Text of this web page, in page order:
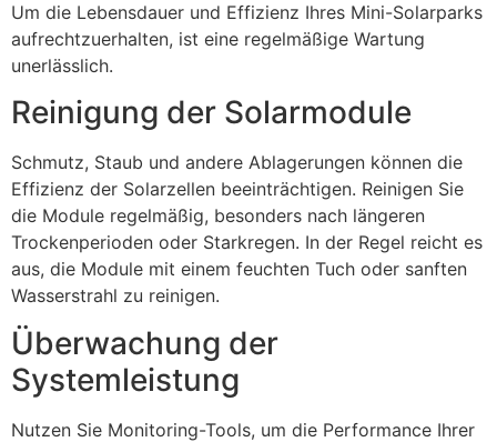
Um die Lebensdauer und Effizienz Ihres Mini-Solarparks
aufrechtzuerhalten, ist eine regelmäßige Wartung
unerlässlich.
Reinigung der Solarmodule
Schmutz, Staub und andere Ablagerungen können die
Effizienz der Solarzellen beeinträchtigen. Reinigen Sie
die Module regelmäßig, besonders nach längeren
Trockenperioden oder Starkregen. In der Regel reicht es
aus, die Module mit einem feuchten Tuch oder sanften
Wasserstrahl zu reinigen.
Überwachung der
Systemleistung
Nutzen Sie Monitoring-Tools, um die Performance Ihrer